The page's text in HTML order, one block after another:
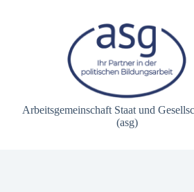
Arbeitsgemeinschaft Staat und
(asg)